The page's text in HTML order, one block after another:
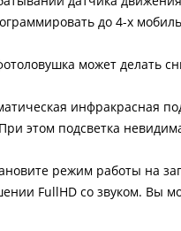
до 4-х
может делать
инфракрасная
этом подсветка
режим работы на
FullHD со звуком. Вы